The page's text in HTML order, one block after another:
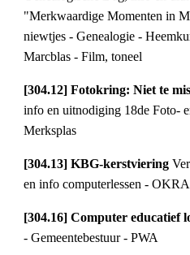
"Merkwaardige Momenten in
niewtjes - Genealogie -
Marcblas - Film, toneel
[304.12] Fotokring: Niet te
info en uitnodiging 18de Foto-
Merksplas
[304.13] KBG-kerstviering
en info computerlessen - OKRA
[304.16] Computer educatief
- Gemeentebestuur - PWA